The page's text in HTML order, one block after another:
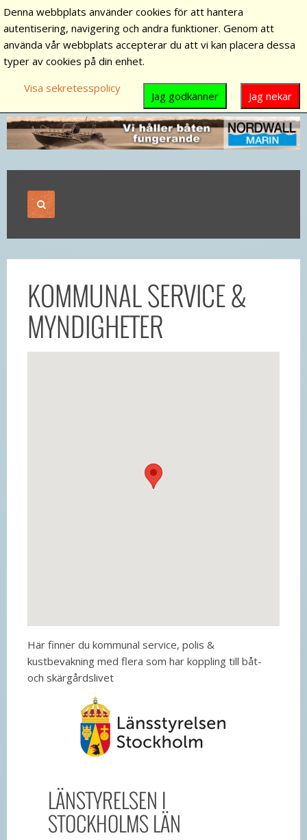
KOMMUNAL SERVICE &
MYNDIGHETER
Här finner du kommunal service, polis &
kustbevakning med flera som har koppling till båt-
och skärgårdslivet
LÄNSTYRELSEN I
STOCKHOLMS LÄN
Denna webbplats använder cookies för att hantera
autentisering, navigering och andra funktioner. Genom att
använda vår webbplats accepterar du att vi kan placera dessa
typer av cookies på din enhet.
Visa sekretesspolicy
Jag nekar
Jag godkänner